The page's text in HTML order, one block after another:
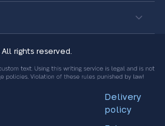
All rights reserved.
Delivery
policy